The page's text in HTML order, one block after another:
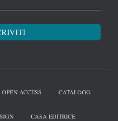
OPEN ACCESS CATALOGO
CASA EDITRICE